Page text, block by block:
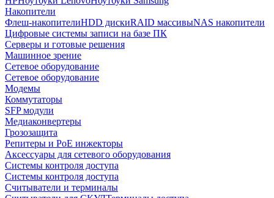
Накопители
Флеш-накопителиHDD дискиRAID массивыNAS накопители
Цифровые системы записи на базе ПК
Серверы и готовые решения
Машинное зрение
Сетевое оборудование
Сетевое оборудование
Модемы
Коммутаторы
SFP модули
Медиаконвертеры
Грозозащита
Репитеры и PoE инжекторы
Аксессуары для сетевого оборудования
Системы контроля доступа
Системы контроля доступа
Считыватели и терминалы